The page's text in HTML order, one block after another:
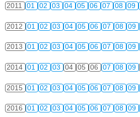
2011 01 02 03 04 05 06 07 08 09
2012 01 02 03 04 05 06 07 08 09
2013 01 02 03 04 05 06 07 08 09
2014 01 02 03 04 05 06 07 08 09
2015 01 02 03 04 05 06 07 08 09
2016 01 02 03 04 05 06 07 08 09